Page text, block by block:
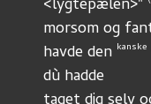
<lygtepælen>"
morsom og
havde den kanske
dù hadde